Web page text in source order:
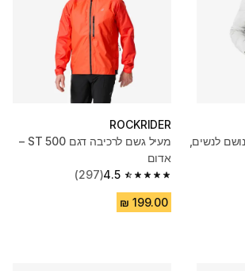
לנשים,
ROCKRIDER
מעיל גשם לרכיבה דגם ST 500 –
אדום
4.5
4.5 out of 5 stars from 297 reviews
(297)